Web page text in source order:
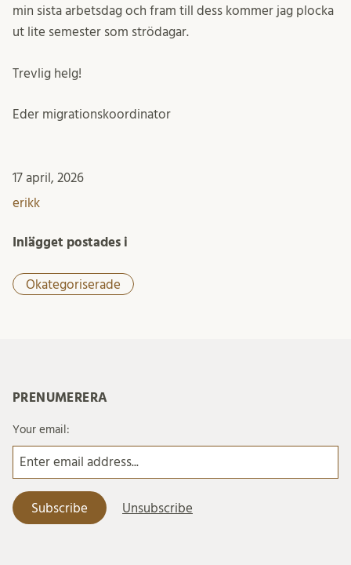
min sista arbetsdag och fram till dess kommer jag plocka
ut lite semester som strödagar.
Trevlig helg!
Eder migrationskoordinator
17 april, 2026
erikk
Inlägget postades i
Okategoriserade
PRENUMERERA
Your email: